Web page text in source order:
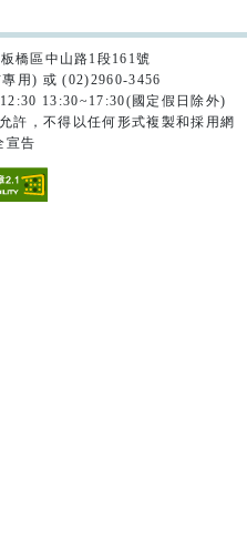
橋區中山路1段161號
用) 或 (02)2960-3456
13:30~17:30(國定假日除外)
許，不得以任何形式複製和採用網
宣告